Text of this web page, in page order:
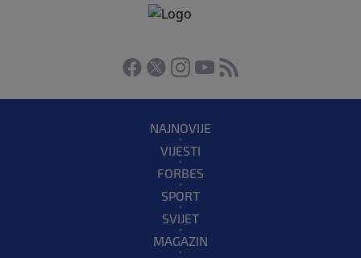
NAJNOVIJE
VIJESTI
FORBES
SPORT
SVIJET
MAGAZIN